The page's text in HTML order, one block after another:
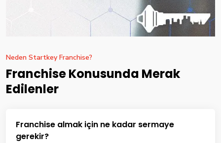
Neden Startkey Franchise?
Franchise Konusunda Merak
Edilenler
Franchise almak için ne kadar sermaye
gerekir?